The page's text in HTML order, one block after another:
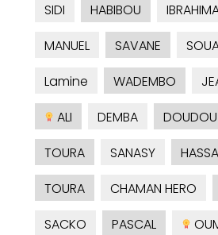
SIDI
HABIBOU
MANUEL
SAVANE
Lamine
WADEMBO
ALI
DEMBA DOUDOU
TOURA
SANASY
TOURA
CHAMAN HERO
SACKO
PASCAL